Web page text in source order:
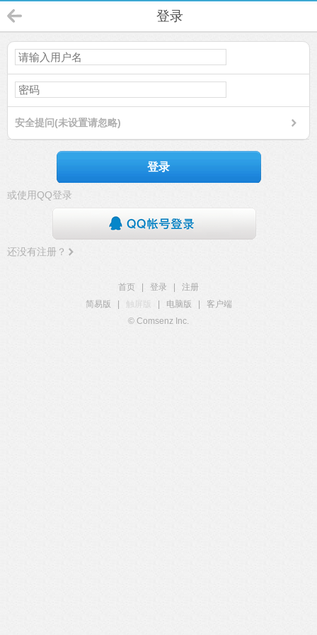
登录
安全提问(未设置请忽略)
登录
或使用QQ登录
还没有注册？
首页 登录
注册
简易版
触屏版 电脑版
客户端
© Comsenz Inc.